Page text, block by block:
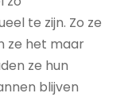
te zijn. Zo ze
ze het maar
ze hun
blijven